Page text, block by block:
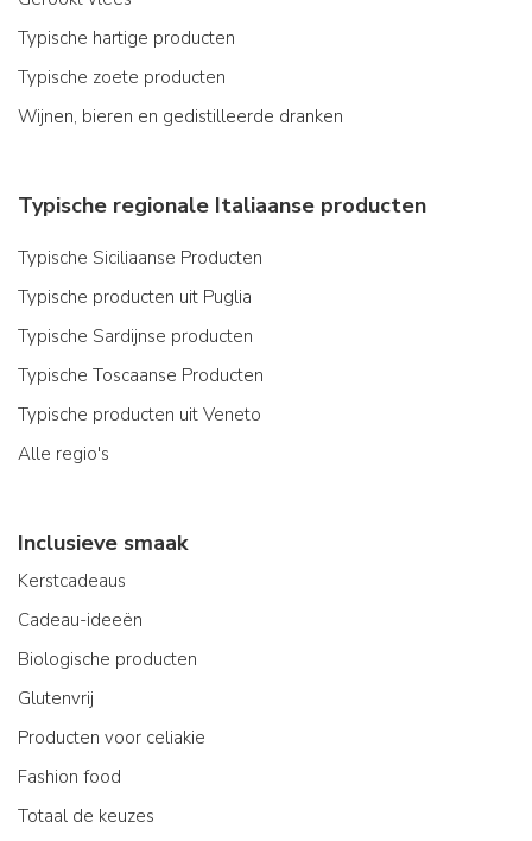
Typische hartige producten
Typische zoete producten
Wijnen, bieren en gedistilleerde dranken
Typische regionale Italiaanse producten
Typische Siciliaanse Producten
Typische producten uit Puglia
Typische Sardijnse producten
Typische Toscaanse Producten
Typische producten uit Veneto
Alle regio's
Inclusieve smaak
Kerstcadeaus
Cadeau-ideeën
Biologische producten
Glutenvrij
Producten voor celiakie
Fashion food
Totaal de keuzes